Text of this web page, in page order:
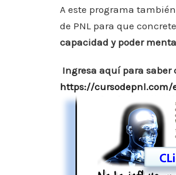
A este programa
de PNL para que
capacidad y poder
Ingresa aquí para saber
https://